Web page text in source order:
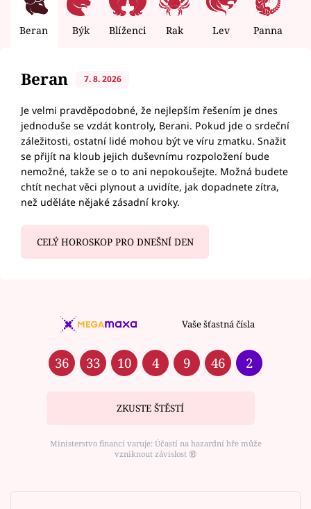
Beran Býk Blíženci Rak Lev Panna
Beran 7. 8. 2026
Je velmi pravděpodobné, že nejlepším řešením je dnes
jednoduše se vzdát kontroly, Berani. Pokud jde o srdeční
záležitosti, ostatní lidé mohou být ve víru zmatku. Snažit
se přijít na kloub jejich duševnímu rozpoložení bude
nemožné, takže se o to ani nepokoušejte. Možná budete
chtít nechat věci plynout a uvidíte, jak dopadnete zítra,
než uděláte nějaké zásadní kroky.
CELÝ HOROSKOP PRO DNEŠNÍ DEN
Vaše šťastná čísla
36 33 10 4 9 46 2
ZKUSTE ŠTĚSTÍ
Ministerstvo financí varuje: Účastí na hazardní hře může
vzniknout závislost ⑱